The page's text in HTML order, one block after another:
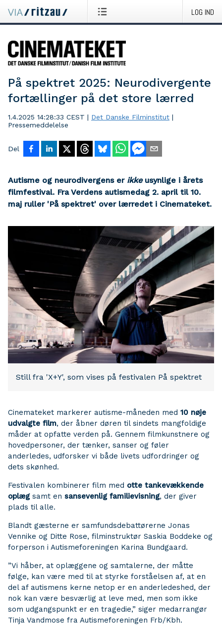
LOG IND
På spektret 2025: Neurodivergente
fortællinger på det store lærred
1.4.2025 14:28:33 CEST | Det Danske Filminstitut |
Pressemeddelelse
Del
Autisme og neurodivergens er ikkeusynlige i årets
filmfestival. Fra Verdens autismedag 2. april til 10.
maj ruller 'På spektret' over lærredet i Cinemateket.
Still fra 'X+Y', som vises på festivalen På spektret
Cinemateket markerer autisme-måneden med 10 nøje
udvalgte film, der åbner døren til sindets mangfoldige
måder at opfatte verden på. Gennem filmkunstnere og
hovedpersoner, der tænker, sanser og føler
anderledes, udforsker vi både livets udfordringer og
dets skønhed.
Festivalen kombinerer film med otte tankevækkende
oplægsamt en sansevenlig familievisning, der giver
plads til alle.
Blandt gæsterne er samfundsdebattørerne Jonas
Vennike og Ditte Rose, filminstruktør Saskia Boddeke og
forperson i Autismeforeningen Karina Bundgaard.
”Vi håber, at oplæggene og samtalerne, der måtte
følge, kan være med til at styrke forståelsen af, at en
del af autismens kerne netop er en anderledeshed, der
nok kan være besværlig at leve med, men som ikke
som udgangspunkt er en tragedie,” siger medarrangør
Tinja Vandmose fra Autismeforeningen Frb/Kbh.